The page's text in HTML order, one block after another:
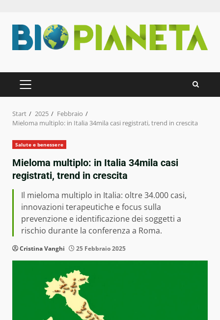
Inhalt
springen
PRIMÄRES
MENÜ
Start 2025
Febbraio
Mieloma multiplo: in Italia 34mila casi registrati, trend in crescita
Salute e benessere
Mieloma multiplo: in Italia 34mila casi
registrati, trend in crescita
Il mieloma multiplo in Italia: oltre 34.000 casi,
innovazioni terapeutiche e focus sulla
prevenzione e identificazione dei soggetti a
rischio durante la conferenza a Roma.
Cristina Vanghi 25 Febbraio 2025